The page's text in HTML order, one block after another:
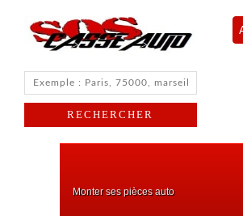
Monter ses pièces auto